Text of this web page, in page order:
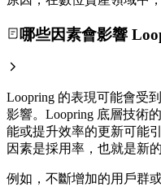
哪些因素會影響
Loopring 的表現可能會受
影響。Loopring 底層技術
能或提升效率的更新可能
因素是採用率，也就是新
例如，不斷增加的用戶群